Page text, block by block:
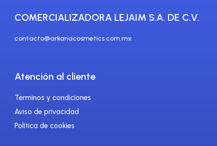
COMERCIALIZADORA LEJAIM S.A. DE C.V.
contacto@arkanacosmetics.com.mx
Atención al cliente
Terminos y condiciones
Aviso de privacidad
Política de cookies